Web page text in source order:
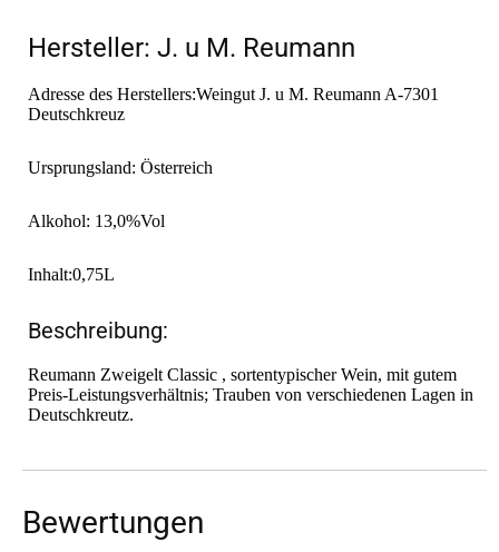
Hersteller: J. u M. Reumann
Adresse des Herstellers:Weingut J. u M. Reumann A-7301
Deutschkreuz
Ursprungsland: Österreich
Alkohol: 13,0%Vol
Inhalt:0,75L
Beschreibung:
Reumann Zweigelt Classic , sortentypischer Wein, mit gutem
Preis-Leistungsverhältnis; Trauben von verschiedenen Lagen in
Deutschkreutz.
Bewertungen